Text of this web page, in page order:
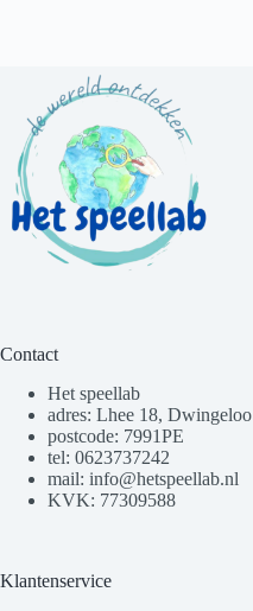
Contact
Het speellab
adres: Lhee 18, Dwingeloo
postcode: 7991PE
tel: 0623737242
mail: info@hetspeellab.nl
KVK: 77309588
Klantenservice